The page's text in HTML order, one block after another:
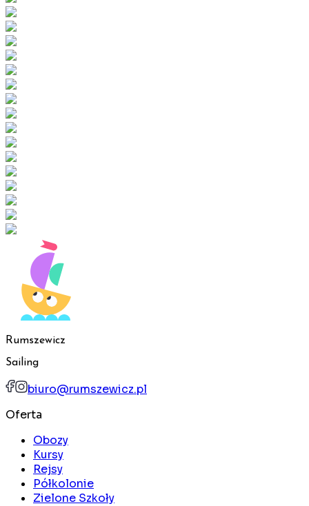
Rumszewicz
Sailing
biuro@rumszewicz.pl
Oferta
Obozy
Kursy
Rejsy
Półkolonie
Zielone Szkoły